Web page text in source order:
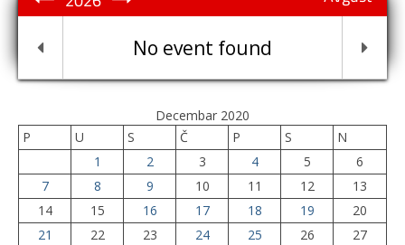
No event found
Decembar 2020
P
U S Č P S
N
1
2 3 4 5
6
7
8 9 10 11 12
13
14
15 16 17 18 19
20
21
22 23 24 25 26
27